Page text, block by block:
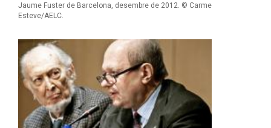
Jaume Fuster de Barcelona, desembre de 2012. © Carme
Esteve/AELC.